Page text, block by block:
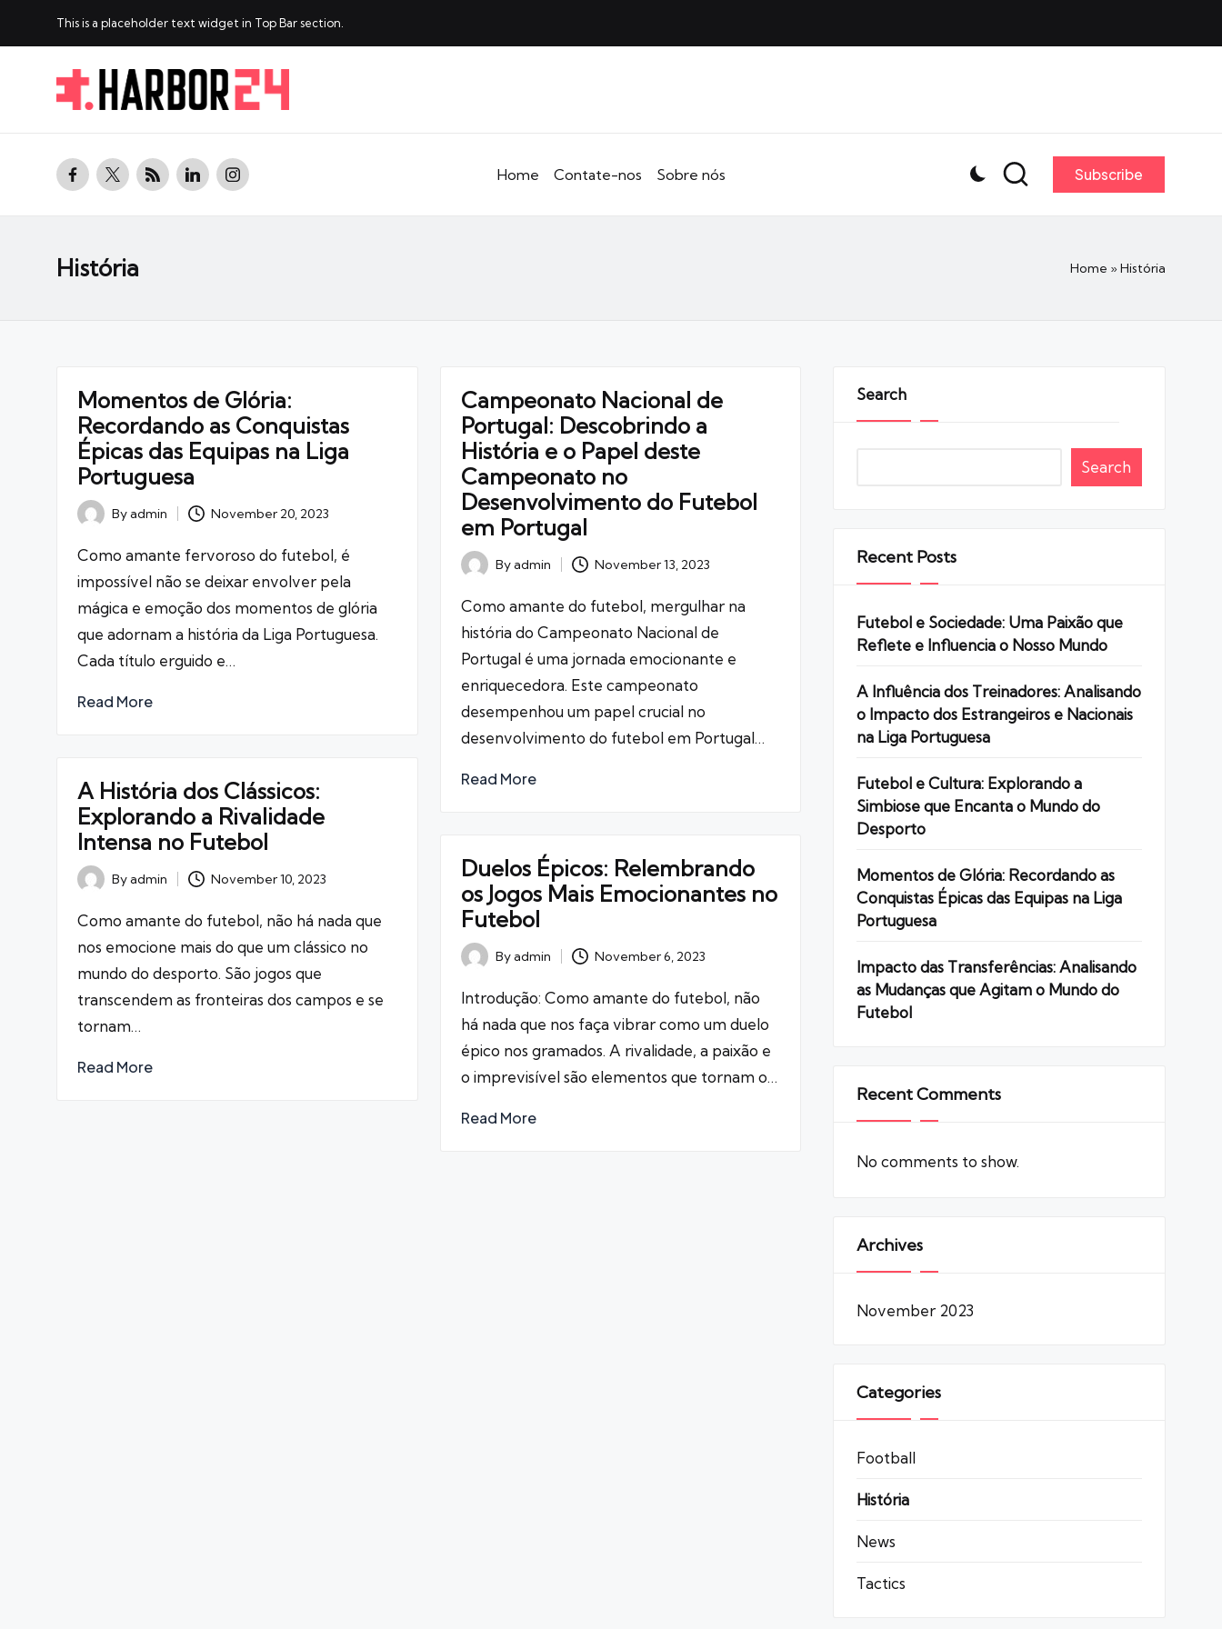
This is a placeholder text widget in Top Bar section.
facebook.com
twitter.com
rss.comlinkedin.cominstagram.com Home Contate-nos Sobre nós Subscribe
História Home » História
Momentos de Glória:
Recordando as Conquistas
Épicas das Equipas na Liga
Portuguesa
PostedByadmin November 20, 2023
Como amante fervoroso do futebol, é
impossível não se deixar envolver pela
mágica e emoção dos momentos de glória
que adornam a história da Liga Portuguesa.
Cada título erguido e…
Read More
Campeonato Nacional de
Portugal: Descobrindo a
História e o Papel deste
Campeonato no
Desenvolvimento do Futebol
em Portugal
PostedByadmin November 13, 2023
Como amante do futebol, mergulhar na
história do Campeonato Nacional de
Portugal é uma jornada emocionante e
enriquecedora. Este campeonato
desempenhou um papel crucial no
desenvolvimento do futebol em Portugal…
Read More
A História dos Clássicos:
Explorando a Rivalidade
Intensa no Futebol
PostedByadmin November 10, 2023
Como amante do futebol, não há nada que
nos emocione mais do que um clássico no
mundo do desporto. São jogos que
transcendem as fronteiras dos campos e se
tornam…
Read More
Duelos Épicos: Relembrando
os Jogos Mais Emocionantes no
Futebol
PostedByadmin November 6, 2023
Introdução: Como amante do futebol, não
há nada que nos faça vibrar como um duelo
épico nos gramados. A rivalidade, a paixão e
o imprevisível são elementos que tornam o…
Read More
Search
Search
Recent Posts
Futebol e Sociedade: Uma Paixão que
Reflete e Influencia o Nosso Mundo
A Influência dos Treinadores: Analisando
o Impacto dos Estrangeiros e Nacionais
na Liga Portuguesa
Futebol e Cultura: Explorando a
Simbiose que Encanta o Mundo do
Desporto
Momentos de Glória: Recordando as
Conquistas Épicas das Equipas na Liga
Portuguesa
Impacto das Transferências: Analisando
as Mudanças que Agitam o Mundo do
Futebol
Recent Comments
No comments to show.
Archives
November 2023
Categories
Football
História
News
Tactics